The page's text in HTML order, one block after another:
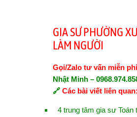
GIA SƯ PHƯỜNG
LÀM NGƯỜI
Gọi/Zalo tư vấn miễn
Nhật Minh –
🔗 Các bài viết liên quan:
4 trung tâm gia sư Toán